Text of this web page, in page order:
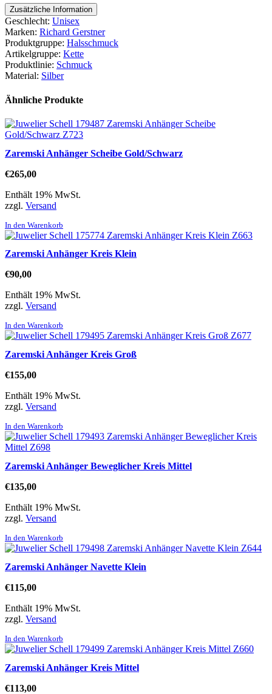
Zusätzliche Information
Geschlecht: Unisex
Marken: Richard Gerstner
Produktgruppe: Halsschmuck
Artikelgruppe: Kette
Produktlinie: Schmuck
Material: Silber
Ähnliche Produkte
Zaremski Anhänger Scheibe Gold/Schwarz
€265,00
Enthält 19% MwSt.
zzgl. Versand
In den Warenkorb
Zaremski Anhänger Kreis Klein
€90,00
Enthält 19% MwSt.
zzgl. Versand
In den Warenkorb
Zaremski Anhänger Kreis Groß
€155,00
Enthält 19% MwSt.
zzgl. Versand
In den Warenkorb
Zaremski Anhänger Beweglicher Kreis Mittel
€135,00
Enthält 19% MwSt.
zzgl. Versand
In den Warenkorb
Zaremski Anhänger Navette Klein
€115,00
Enthält 19% MwSt.
zzgl. Versand
In den Warenkorb
Zaremski Anhänger Kreis Mittel
€113,00